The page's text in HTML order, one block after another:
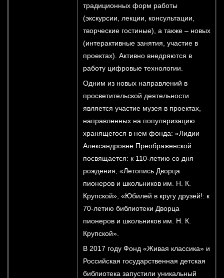
традиционных форм работы
(экскурсии, лекции, консультации,
творческие гостиные), а также – новых
(интерактивные занятия, участие в
проектах). Активно внедряются в
работу цифровые технологии.
Одним из новых направлений в
просветительской деятельности
является участие музея в проектах,
направленных на популяризацию
хранящегося в нем фонда: «Лидии
Александровне Преображенской
посвящается: к 110-летию со дня
рождения, «Летопись Дворца
пионеров и школьников им. Н. К.
Крупской», «Юбилей в кругу друзей!: к
70-летию библиотеки Дворца
пионеров и школьников им. Н. К.
Крупской».
В 2017 году Фонд «Живая классика» и
Российская государственная детская
библиотека запустили уникальный